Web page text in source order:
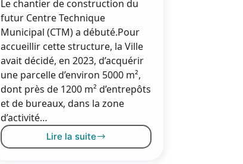
Le chantier de construction du
futur Centre Technique
Municipal (CTM) a débuté.Pour
accueillir cette structure, la Ville
avait décidé, en 2023, d’acquérir
une parcelle d’environ 5000 m²,
dont près de 1200 m² d’entrepôts
et de bureaux, dans la zone
d’activité…
Lire la suite
Centre